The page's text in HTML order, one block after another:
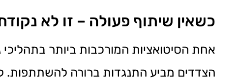
כשאין שיתוף פעולה – זו לא
אחת הסיטואציות המורכבות ביותר
הצדדים מביע התנגדות ברורה להשתתפות.